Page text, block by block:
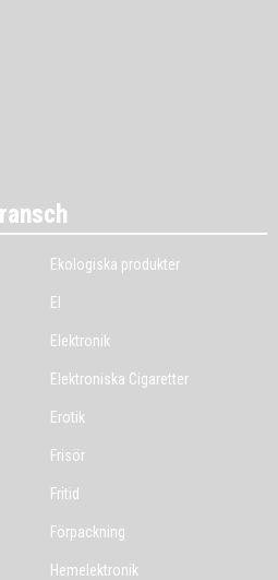
Ekologiska produkter
El
Elektronik
Elektroniska Cigaretter
Erotik
Frisör
Fritid
Förpackning
Hemelektronik